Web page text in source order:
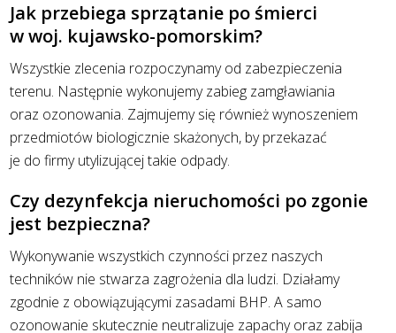
Jak przebiega sprzątanie po śmierci
w woj. kujawsko-pomorskim?
Wszystkie zlecenia rozpoczynamy od zabezpieczenia
terenu. Następnie wykonujemy zabieg zamgławiania
oraz ozonowania. Zajmujemy się również wynoszeniem
przedmiotów biologicznie skażonych, by przekazać
je do firmy utylizującej takie odpady.
Czy dezynfekcja nieruchomości po zgonie
jest bezpieczna?
Wykonywanie wszystkich czynności przez naszych
techników nie stwarza zagrożenia dla ludzi. Działamy
zgodnie z obowiązującymi zasadami BHP. A samo
ozonowanie skutecznie neutralizuje zapachy oraz zabija